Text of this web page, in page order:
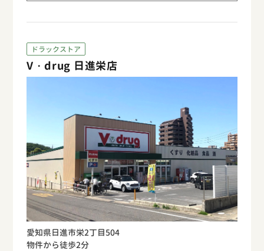
ドラックストア
V・drug 日進栄店
愛知県日進市栄2丁目504
物件から徒歩2分